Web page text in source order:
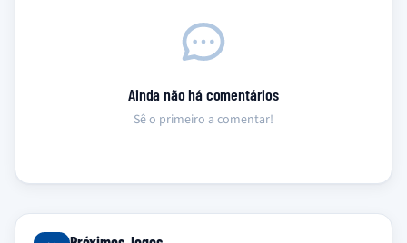
Ainda não há comentários
Sê o primeiro a comentar!